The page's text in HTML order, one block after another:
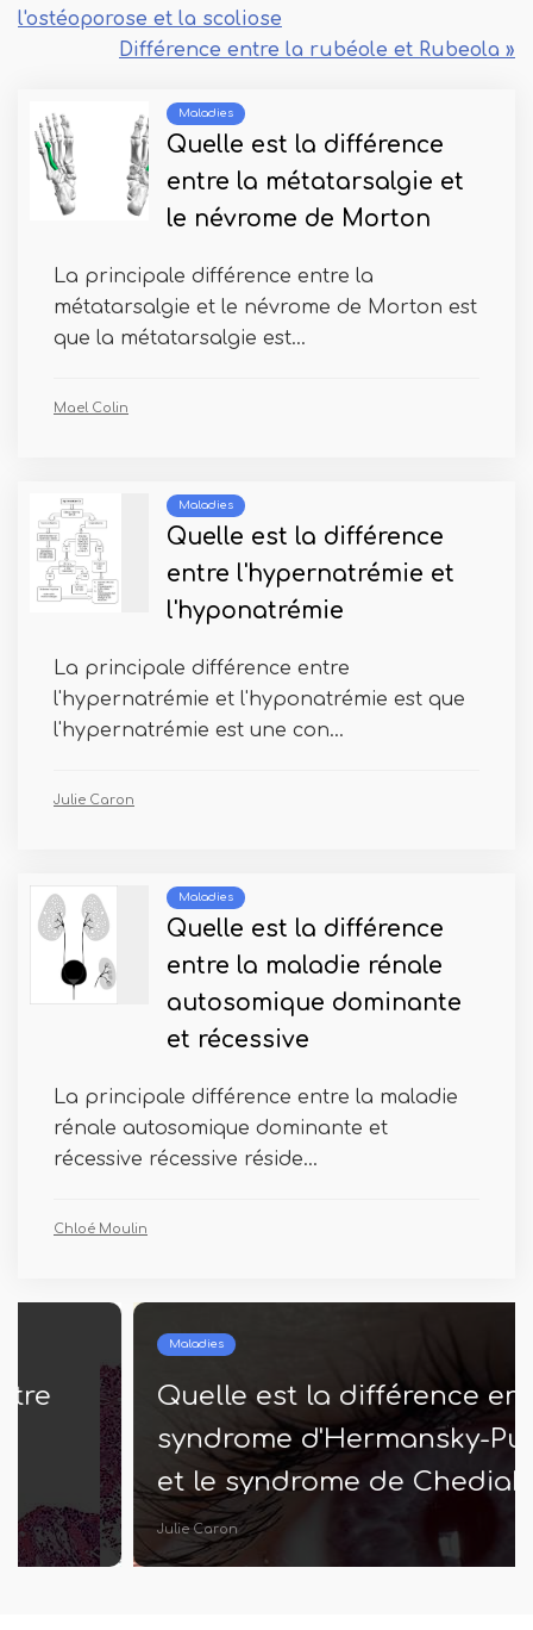
l'ostéoporose et la scoliose
Différence entre la rubéole et Rubeola »
Maladies
Quelle est la différence
entre la métatarsalgie et
le névrome de Morton
La principale différence entre la
métatarsalgie et le névrome de Morton est
que la métatarsalgie est...
Mael Colin
Maladies
Quelle est la différence
entre l'hypernatrémie et
l'hyponatrémie
La principale différence entre
l'hypernatrémie et l'hyponatrémie est que
l'hypernatrémie est une con...
Julie Caron
Maladies
Quelle est la différence
entre la maladie rénale
autosomique dominante
et récessive
La principale différence entre la maladie
rénale autosomique dominante et
récessive récessive réside...
Chloé Moulin
Quelle est la différence entre le
syndrome d'Hermansky-Pudlak
et le syndrome de Chediak
Higashi
Julie Caron